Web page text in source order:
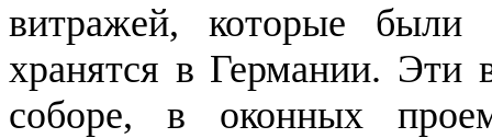
витражей, которые были
хранятся в Германии. Эти
соборе, в оконных